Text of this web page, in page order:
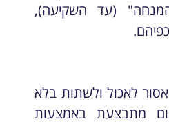
(עד השקיעה),
לאכול ולשתות בלא
מתבצעת באמצעות